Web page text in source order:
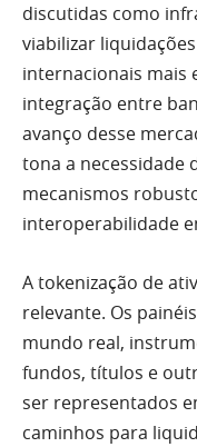
discutidas como
viabilizar
internacionais mais
integração entre
avanço desse
tona a necessidade
mecanismos
interoperabilidade
A tokenização de
relevante. Os
mundo real,
fundos, títulos e
ser representados
caminhos para